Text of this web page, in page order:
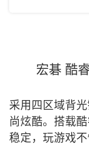
宏碁 酷
采用四区域背
尚炫酷。搭载
稳定，玩游戏